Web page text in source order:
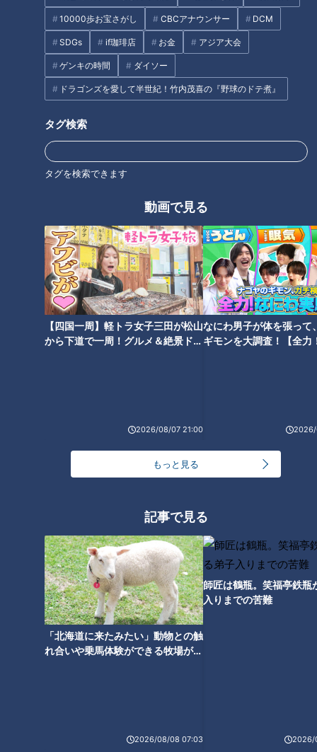
10000歩お宝さがし CBCアナウンサー DCM
SDGs if珈琲店 お金 アジア大会
ゲンキの時間 ダイソー
ドラゴンズを愛して半世紀！竹内茂喜の『野球のドテ煮』
タグ検索
タグを検索できます
動画で見る
【四国一周】軽トラ女子三田が松山
から下道で一周！グルメ＆絶景ドラ
2026/08/07 21:00
なにわ男子が体を張って
ギモンを大調査！【全力
2026/
もっと見る
記事で見る
「北海道に来たみたい」動物との触
れ合いや乗馬体験ができる牧場がオ
2026/08/08 07:03
師匠は鶴瓶。笑福亭鉄瓶
入りまでの苦難
2026/
「自分で言葉にしちゃいけないけど、普通に考えたら、開幕ス
タメンは、一塁からビシエド、周平、京田に福ちゃん（福
田）、ですよね。根尾君もそのうち必ず出てくる。根尾君につ
いては、松坂さんがおっしゃってましたよね。プロの怖さを知
らないまま主役になっちゃった方がいいかもと。ボクも12年
間、積ませてもらってるから、怖さは分かります」
「ただ、ですね、」
堂上選手の表情が、初めて見るものに変わりました。
「長いシーズン、毎年、必ず何かがあるんです。その時のため
に、準備だけをしっかりやる。もちろん、レギュラーを目指さ
ないなんて、あり得ません。言い訳も作りたくない」
また、愛する奥さまにも絶妙なタイミングで、言われるそうで
す。「あなたの立場でイラついてどうするの、イイことも私た
ちに来てくれなくなるわ！」と。今キャンプ、お子さんが幼い
ためキャンプ地には呼べないそうですが、兄の剛裕さん※を含
「この前、Yahoo!ニュースで読んだんですけど、FAで丸選手
ントが、心に刺さりました。『ボクにとって間違いなく、強力
めには、歓迎すべきこと』ですって。ずっと前から打撃理論も
尊敬する亀井さん。立場も実績も違うので、失礼かもしれませ
※ジャイアンツ・亀井善行選手。
自分でハードルを下げたくない